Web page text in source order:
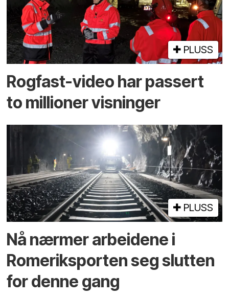
PLUSS
Rogfast-video har passert
to millioner visninger
PLUSS
Nå nærmer arbeidene i
Romeriksporten seg slutten
for denne gang